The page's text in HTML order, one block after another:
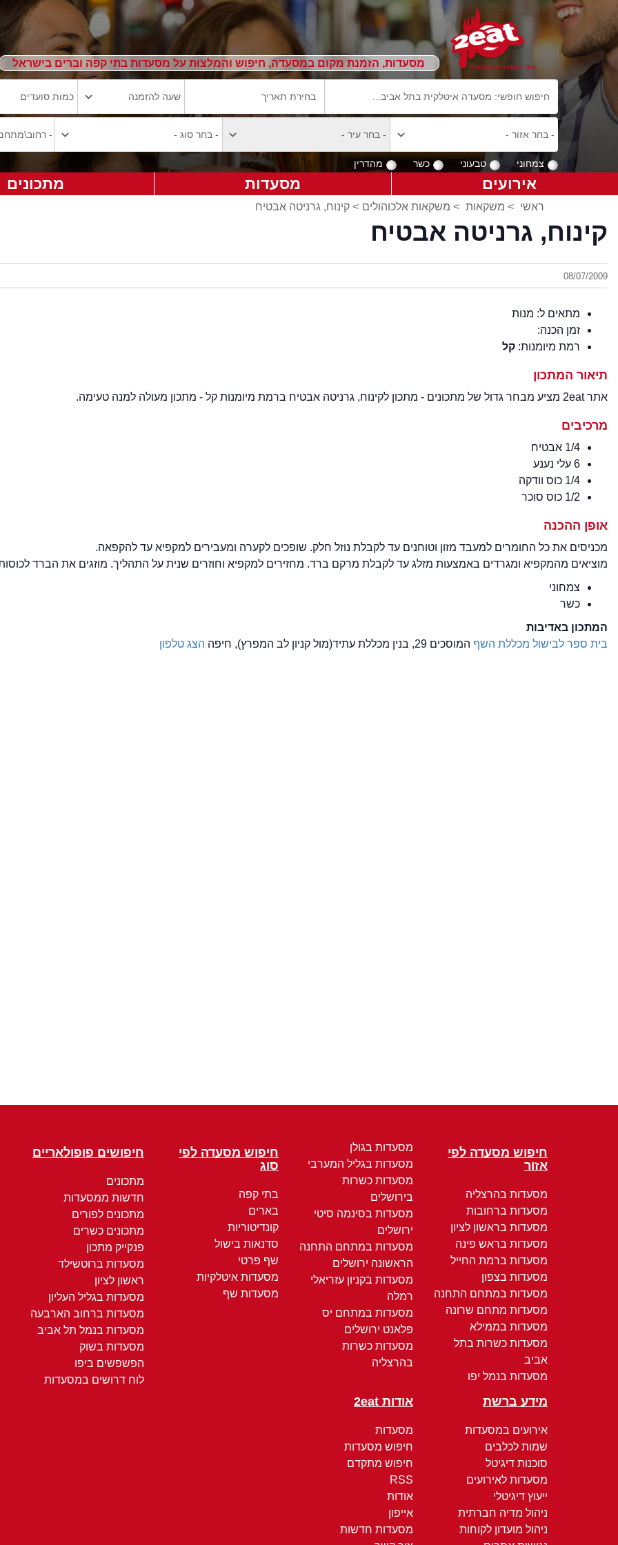
מסעדות, הזמנת מקום במסעדה, חיפוש והמלצות על מסעדות בתי קפה וברים בישראל
צמחוני טבעוני כשר מהדרין
אירועים מסעדות מתכונים
ראשי > משקאות > משקאות אלכוהולים > קינוח, גרניטה אבטיח
קינוח, גרניטה אבטיח
08/07/2009
מתאים ל: מנות
זמן הכנה:
רמת מיומנות: קל
תיאור המתכון
אתר 2eat מציע מבחר גדול של מתכונים - מתכון לקינוח, גרניטה אבטיח ברמת מיומנות קל - מתכון מעולה למנה טעימה.
מרכיבים
1/4 אבטיח
6 עלי נענע
1/4 כוס וודקה
1/2 כוס סוכר
אופן ההכנה
מכניסים את כל החומרים למעבד מזון וטוחנים עד לקבלת נוזל חלק. שופכים לקערה ומעבירים למקפיא עד להקפאה.
מוציאים מהמקפיא ומגרדים באמצעות מזלג עד לקבלת מרקם ברד. מחזירים למקפיא וחוזרים שנית על התהליך. מוזגים את הברד
צמחוני
כשר
המתכון באדיבות
בית ספר לבישול מכללת השף המוסכים 29, בנין מכללת עתיד(מול קניון לב המפרץ), חיפה הצג טלפון
חיפוש מסעדה לפי
אזור
מסעדות בהרצליה
מסעדות ברחובות
מסעדות בראשון לציון
מסעדות בראש פינה
מסעדות ברמת החייל
מסעדות בצפון
מסעדות במתחם התחנה
מסעדות מתחם שרונה
מסעדות בממילא
מסעדות כשרות בתל
אביב
מסעדות בנמל יפו
מסעדות בגולן
מסעדות בגליל המערבי
מסעדות כשרות
בירושלים
מסעדות בסינמה סיטי
ירושלים
מסעדות במתחם התחנה
הראשונה ירושלים
מסעדות בקניון עזריאלי
רמלה
מסעדות במתחם יס
פלאנט ירושלים
מסעדות כשרות
בהרצליה
חיפוש מסעדה לפי
סוג
בתי קפה
בארים
קונדיטוריות
סדנאות בישול
שף פרטי
מסעדות איטלקיות
מסעדות שף
חיפושים פופולאריים
מתכונים
חדשות ממסעדות
מתכונים לפורים
מתכונים כשרים
פנקייק מתכון
מסעדות ברוטשילד
ראשון לציון
מסעדות בגליל העליון
מסעדות ברחוב הארבעה
מסעדות בנמל תל אביב
מסעדות בשוק
הפשפשים ביפו
לוח דרושים במסעדות
מידע ברשת
אירועים במסעדות
שמות לכלבים
סוכנות דיגיטל
מסעדות לאירועים
ייעוץ דיגיטלי
ניהול מדיה חברתית
ניהול מועדון לקוחות
אודות 2eat
מסעדות
חיפוש מסעדות
חיפוש מתקדם
RSS
אודות
אייפון
מסעדות חדשות